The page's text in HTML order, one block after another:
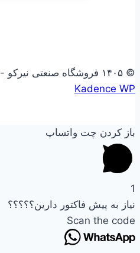
© ۱۴۰۵ فروشگاه صنعتی نیرکو - قالب وردپرس توسط
Kadence WP
باز کردن چت واتساپ
1
نیاز به پیش فاکتور دارین؟؟؟؟؟
Scan the code